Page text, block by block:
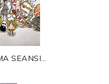
SEANSI...